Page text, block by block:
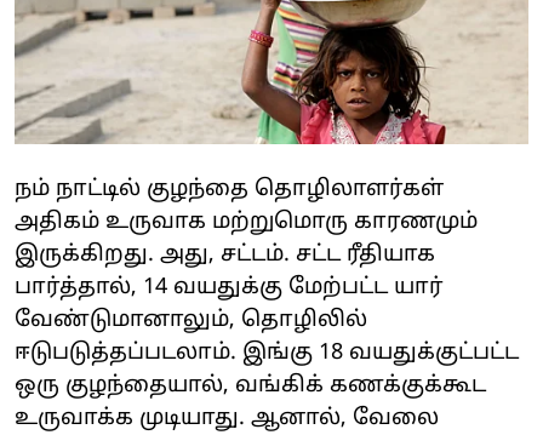
நம் நாட்டில் குழந்தை தொழிலாளர்கள்
அதிகம் உருவாக மற்றுமொரு காரணமும்
இருக்கிறது. அது, சட்டம். சட்ட ரீதியாக
பார்த்தால், 14 வயதுக்கு மேற்பட்ட யார்
வேண்டுமானாலும், தொழிலில்
ஈடுபடுத்தப்படலாம். இங்கு 18 வயதுக்குட்பட்ட
ஒரு குழந்தையால், வங்கிக் கணக்குக்கூட
உருவாக்க முடியாது. ஆனால், வேலை